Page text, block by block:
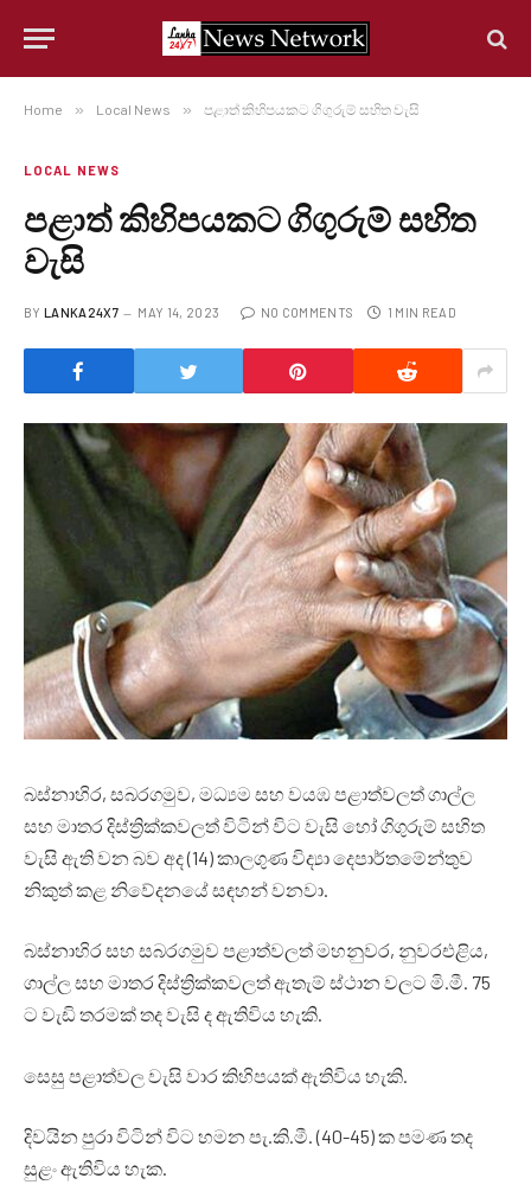
Home » Local News » පළාත් කිහිපයකට ගිගුරුම් සහිත වැසි
LOCAL NEWS
පළාත් කිහිපයකට ගිගුරුම් සහිත
වැසි
BY LANKA24X7 MAY 14, 2023 NO COMMENTS 1 MIN READ
බස්නාහිර, සබරගමුව, මධ්‍යම සහ වයඹ පළාත්වලත් ගාල්ල
සහ මාතර දිස්ත්‍රික්කවලත් විටින් විට වැසි හෝ ගිගුරුම් සහිත
වැසි ඇති වන බව අද (14) කාලගුණ විද්‍යා දෙපාර්තමේන්තුව
නිකුත් කළ නිවේදනයේ සඳහන් වනවා.
බස්නාහිර සහ සබරගමුව පළාත්වලත් මහනුවර, නුවරඑළිය,
ගාල්ල සහ මාතර දිස්ත්‍රික්කවලත් ඇතැම් ස්ථාන වලට මි.මී. 75
ට වැඩි තරමක් තද වැසි ද ඇතිවිය හැකි.
සෙසු පළාත්වල වැසි වාර කිහිපයක් ඇතිවිය හැකි.
දිවයින පුරා විටින් විට හමන පැ.කි.මී. (40-45) ක පමණ තද
සුළං ඇතිවිය හැක.